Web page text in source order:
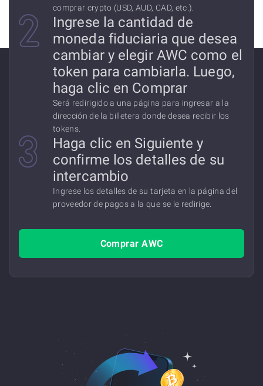
comprar crypto (USD, AUD, CAD, etc.).
Ingrese la cantidad de
moneda fiduciaria que desea
cambiar y elegir AWC como el
token para cambiarla. Luego,
haga clic en Comprar
Será redirigido a una página para ingresar a la
dirección de la billetera donde desea recibir los
tokens.
Haga clic en Siguiente y
confirme los detalles de su
intercambio
Ingrese los detalles de su tarjeta en la página del
proveedor de pagos a la que se le redirige.
Comprar AWC